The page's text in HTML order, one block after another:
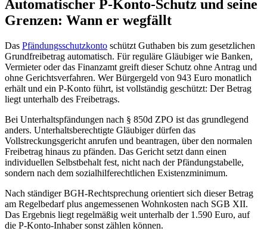
Automatischer P-Konto-Schutz und seine
Grenzen: Wann er wegfällt
Das Pfändungsschutzkonto schützt Guthaben bis zum gesetzlichen
Grundfreibetrag automatisch. Für reguläre Gläubiger wie Banken,
Vermieter oder das Finanzamt greift dieser Schutz ohne Antrag und
ohne Gerichtsverfahren. Wer Bürgergeld von 943 Euro monatlich
erhält und ein P-Konto führt, ist vollständig geschützt: Der Betrag
liegt unterhalb des Freibetrags.
Bei Unterhaltspfändungen nach § 850d ZPO ist das grundlegend
anders. Unterhaltsberechtigte Gläubiger dürfen das
Vollstreckungsgericht anrufen und beantragen, über den normalen
Freibetrag hinaus zu pfänden. Das Gericht setzt dann einen
individuellen Selbstbehalt fest, nicht nach der Pfändungstabelle,
sondern nach dem sozialhilferechtlichen Existenzminimum.
Nach ständiger BGH-Rechtsprechung orientiert sich dieser Betrag
am Regelbedarf plus angemessenen Wohnkosten nach SGB XII.
Das Ergebnis liegt regelmäßig weit unterhalb der 1.590 Euro, auf
die P-Konto-Inhaber sonst zählen können.